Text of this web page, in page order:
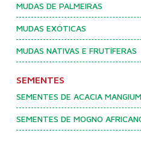
MUDAS DE PALMEIRAS
MUDAS EXÓTICAS
MUDAS NATIVAS E FRUTÍFERAS
SEMENTES
SEMENTES DE ACACIA MANGIUM
SEMENTES DE MOGNO